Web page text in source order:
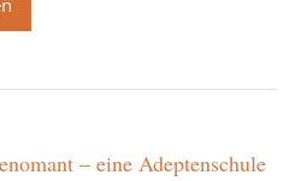
– eine Adeptenschule